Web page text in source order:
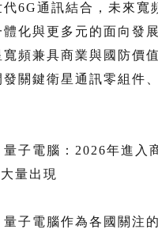
代6G通訊結合，未來寬
化與更多元的面向發
頻兼具商業與國防價
關鍵衛星通訊零組件
量子電腦：2026年進入
量出現
子電腦作為各國關注